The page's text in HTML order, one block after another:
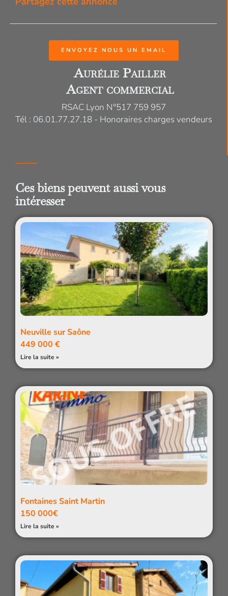
ENVOYEZ NOUS UN EMAIL
Aurélie Pailler
Agent commercial
RSAC Lyon N°517 759 957
Tél : 06.01.77.27.18 - Honoraires charges vendeurs
Ces biens peuvent aussi vous
intéresser
Neuville sur Saône
449 000 €
Lire la suite »
Fontaines Saint Martin
150 000€
Lire la suite »